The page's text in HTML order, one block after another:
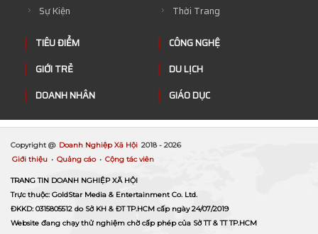
Sự Kiện
Thời Trang
TIÊU ĐIỂM
GIỚI TRẺ
DOANH NHÂN
CÔNG NGHỆ
DU LỊCH
GIÁO DỤC
Copyright @ Doanh Nghiệp Xã Hội 2018 - 2026
Giới thiệu • Quảng cáo • Cộng tác viên
TRANG TIN DOANH NGHIỆP XÃ HỘI
Trực thuộc: GoldStar Media & Entertainment Co. Ltd.
ĐKKD: 0315805512 do Sở KH & ĐT TP.HCM cấp ngày 24/07/2019
Website đang chạy thử nghiệm chờ cấp phép của Sở TT & TT TP.HCM